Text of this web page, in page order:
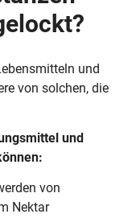
und
von solchen, die
und
von
Nektar